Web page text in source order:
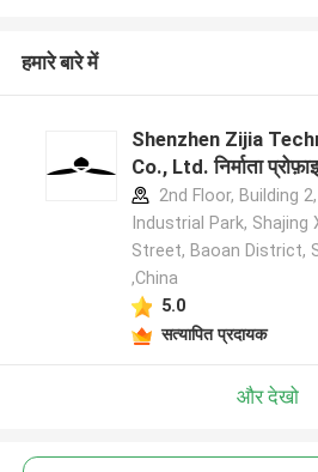
हमारे बारे में
Shenzhen Zijia
Co., Ltd. निर्माता
2nd Floor, Building
Industrial Park, Shajing
Street, Baoan District,
,China
5.0
सत्यापित प्रदायक
और देखो